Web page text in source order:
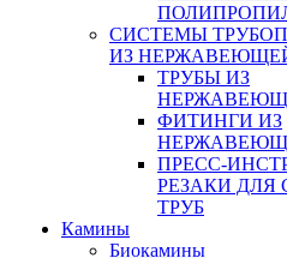
СИСТЕМЫ
ИЗ
ТРУБЫ ИЗ
ФИТИНГИ ИЗ
ПРЕСС-
РЕЗАКИ ДЛЯ
ТРУБ
Камины
Биокамины